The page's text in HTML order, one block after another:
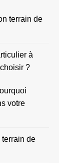
terrain de
à
?
votre
de